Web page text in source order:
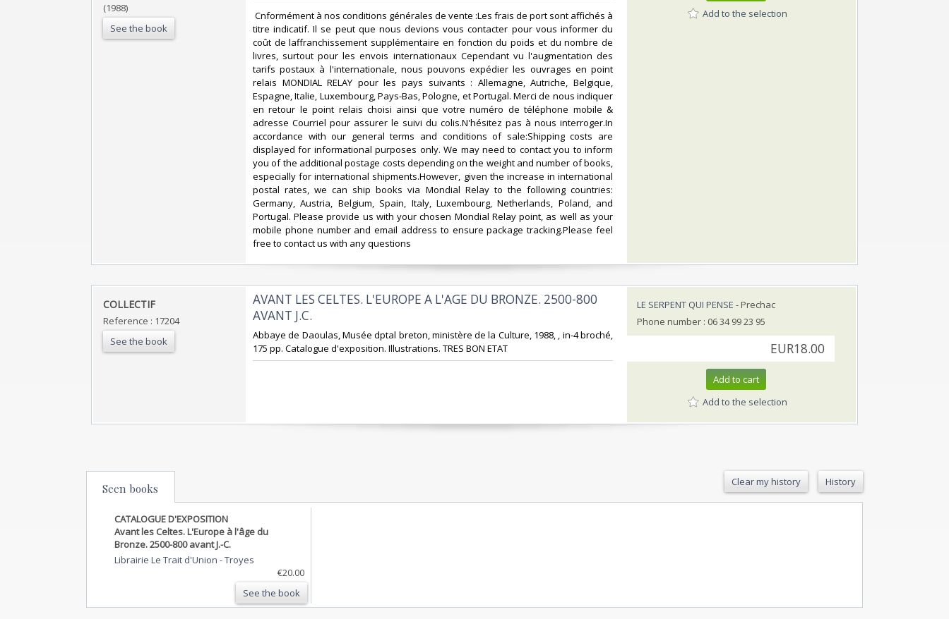
(1988)
See the book
‎ Cnformément à nos conditions générales de vente :Les frais de port sont affichés à
titre indicatif. Il se peut que nous devions vous contacter pour vous informer du
coût de laffranchissement supplémentaire en fonction du poids et du nombre de
livres, surtout pour les envois internationaux Cependant vu l'augmentation des
tarifs postaux à l'internationale, nous pouvons expédier les ouvrages en point
relais MONDIAL RELAY pour les pays suivants : Allemagne, Autriche, Belgique,
Espagne, Italie, Luxembourg, Pays-Bas, Pologne, et Portugal. Merci de nous indiquer
en retour le point relais choisi ainsi que votre numéro de téléphone mobile &
adresse Courriel pour assurer le suivi du colis.N'hésitez pas à nous interroger.In
accordance with our general terms and conditions of sale:Shipping costs are
displayed for informational purposes only. We may need to contact you to inform
you of the additional postage costs depending on the weight and number of books,
especially for international shipments.However, given the increase in international
postal rates, we can ship books via Mondial Relay to the following countries:
Germany, Austria, Belgium, Spain, Italy, Luxembourg, Netherlands, Poland, and
Portugal. Please provide us with your chosen Mondial Relay point, as well as your
mobile phone number and email address to ensure package tracking.Please feel
free to contact us with any questions‎
Add to the selection
‎COLLECTIF‎
Reference : 17204
See the book
‎AVANT LES CELTES. L'EUROPE A L'AGE DU BRONZE. 2500-800
AVANT J.C.‎
‎Abbaye de Daoulas, Musée dptal breton, ministère de la Culture, 1988, , in-4 broché,
175 pp. Catalogue d'exposition. Illustrations. TRES BON ETAT‎
LE SERPENT QUI PENSE - Prechac
Phone number : 06 34 99 23 95
EUR18.00
Add to cart
Add to the selection
Seen books Clear my history History
CATALOGUE D'EXPOSITION
Avant les Celtes. L'Europe à l'âge du
Bronze. 2500-800 avant J.-C.
Librairie Le Trait d'Union -Troyes
€20.00
See the book